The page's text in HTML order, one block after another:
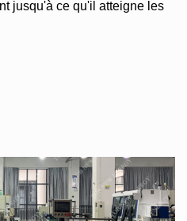
jusqu'à ce qu'il atteigne les